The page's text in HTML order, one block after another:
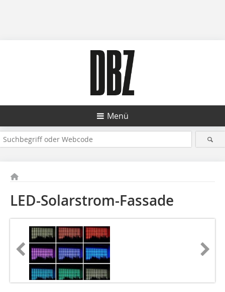
Menü
LED-Solarstrom-Fassade